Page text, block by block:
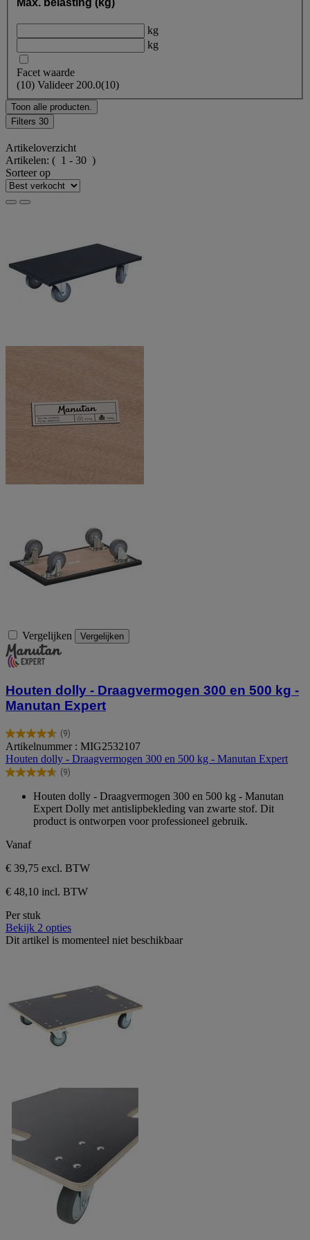
kg
kg
Facet waarde
(10) Valideer 200.0(10)
Toon alle producten.
Filters 30
Artikeloverzicht
Artikelen: ( 1 - 30 )
Sorteer op
Vergelijken Vergelijken
Houten dolly - Draagvermogen 300 en 500 kg -
Manutan Expert
(9)
4.7
van
de
5
beoordelingen
Artikelnummer : MIG2532107
Houten dolly - Draagvermogen 300 en 500 kg - Manutan Expert
(9)
4.7
sterren.
9
Houten dolly - Draagvermogen 300 en 500 kg - Manutan
Expert Dolly met antislipbekleding van zwarte stof. Dit
product is ontworpen voor professioneel gebruik.
Vanaf
€ 39,75 excl. BTW
€ 48,10 incl. BTW
Per stuk
Bekijk 2 opties
Dit artikel is momenteel niet beschikbaar